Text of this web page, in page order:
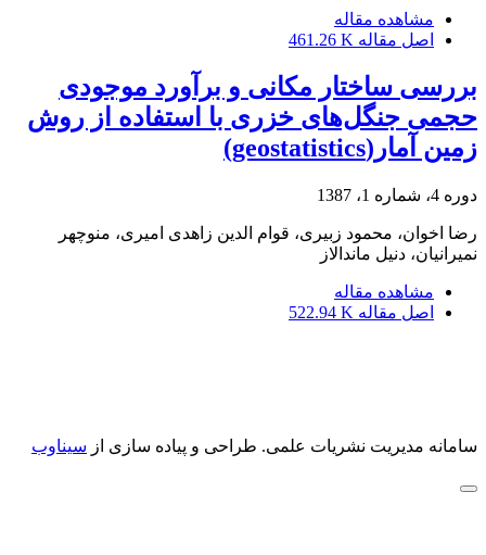
مشاهده مقاله
اصل مقاله 461.26 K
بررسی ساختار مکانی و برآورد موجودی
حجمی جنگل‌های خزری با استفاده از روش
زمین آمار(geostatistics)
دوره 4، شماره 1، 1387
رضا اخوان، محمود زبیری، قوام الدین زاهدی امیری، منوچهر
نمیرانیان، دنیل ماندالاز
مشاهده مقاله
اصل مقاله 522.94 K
سامانه مدیریت نشریات علمی. طراحی و پیاده سازی از سیناوب